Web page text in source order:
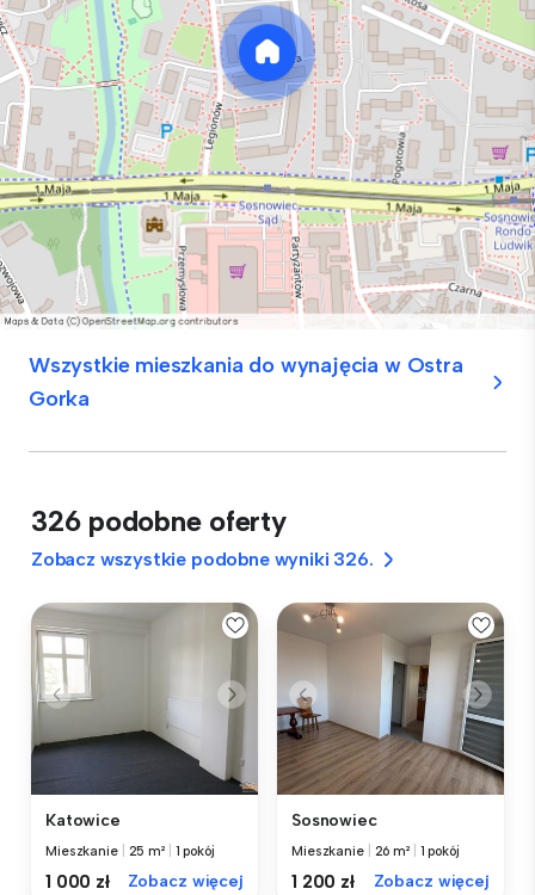
Wszystkie mieszkania do wynajęcia w Ostra
Gorka
326 podobne oferty
Zobacz wszystkie podobne wyniki 326.
Katowice
Mieszkanie 25 m² 1 pokój
1 000 zł Zobacz więcej
Sosnowiec
Mieszkanie 26 m² 1 pokój
1 200 zł Zobacz więcej